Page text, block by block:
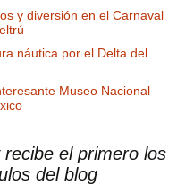
y diversión en el Carnaval
náutica por el Delta del
Museo Nacional
el primero los
del blog